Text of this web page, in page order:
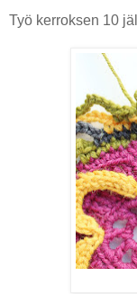
Työ kerroksen 10